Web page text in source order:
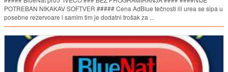
POTREBAN NIKAKAV SOFTVER ##### Cena AdBlue tečnosti ili urea se sipa u
posebne rezervoare i samim tim je dodatni trošak za ...